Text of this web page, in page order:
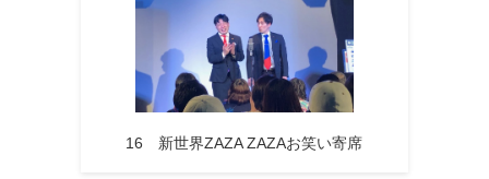
16 新世界ZAZA ZAZAお笑い寄席